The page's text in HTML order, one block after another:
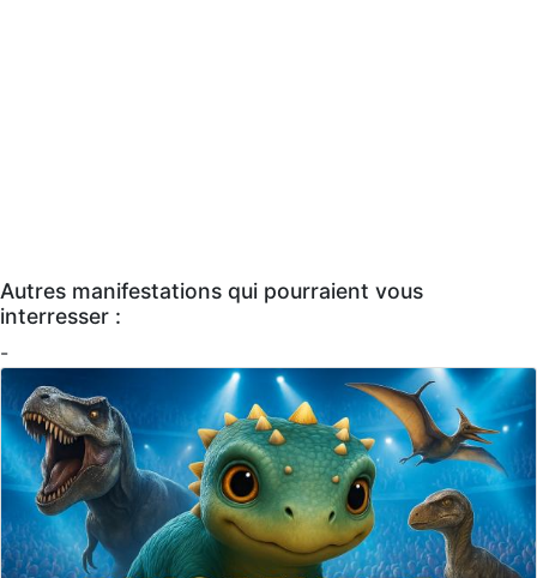
Autres manifestations qui pourraient vous
interresser :
-